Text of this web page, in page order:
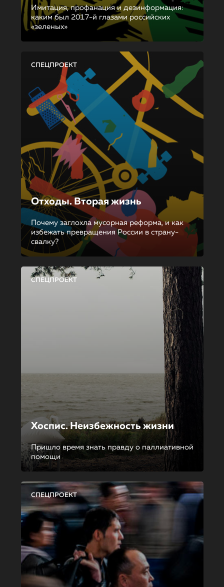
Имитация, профанация и дезинформация:
каким был 2017-й глазами российских
«зеленых»
СПЕЦПРОЕКТ
Отходы. Вторая жизнь
Почему заглохла мусорная реформа, и как
избежать превращения России в страну-
свалку?
СПЕЦПРОЕКТ
Хоспис. Неизбежность жизни
Пришло время знать правду о паллиативной
помощи
СПЕЦПРОЕКТ